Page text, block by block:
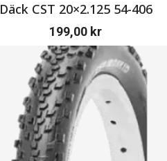
Däck CST 20×2.125 54-406
199,00 kr